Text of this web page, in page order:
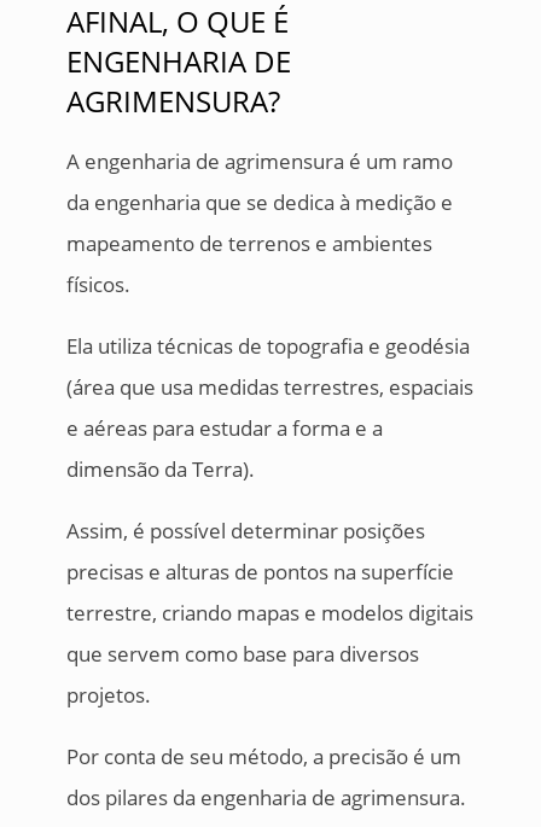
AFINAL, O QUE É
ENGENHARIA DE
AGRIMENSURA?
A engenharia de agrimensura é um ramo
da engenharia que se dedica à medição e
mapeamento de terrenos e ambientes
físicos.
Ela utiliza técnicas de topografia e geodésia
(área que usa medidas terrestres, espaciais
e aéreas para estudar a forma e a
dimensão da Terra).
Assim, é possível determinar posições
precisas e alturas de pontos na superfície
terrestre, criando mapas e modelos digitais
que servem como base para diversos
projetos.
Por conta de seu método, a precisão é um
dos pilares da engenharia de agrimensura.